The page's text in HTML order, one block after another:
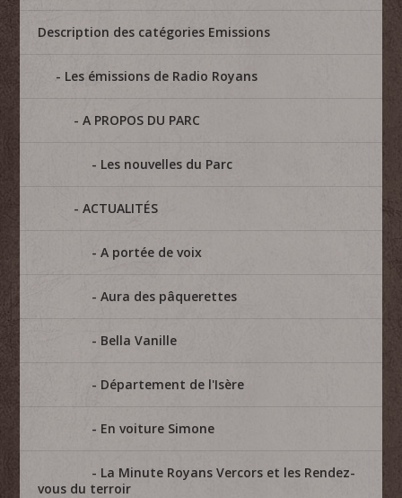
Description des catégories Emissions
Les émissions de Radio Royans
A PROPOS DU PARC
Les nouvelles du Parc
ACTUALITÉS
A portée de voix
Aura des pâquerettes
Bella Vanille
Département de l'Isère
En voiture Simone
La Minute Royans Vercors et les Rendez-
vous du terroir